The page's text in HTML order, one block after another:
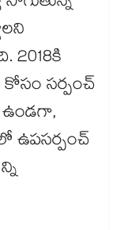
సర్పంచ్​
ఉపసర్పంచ్​